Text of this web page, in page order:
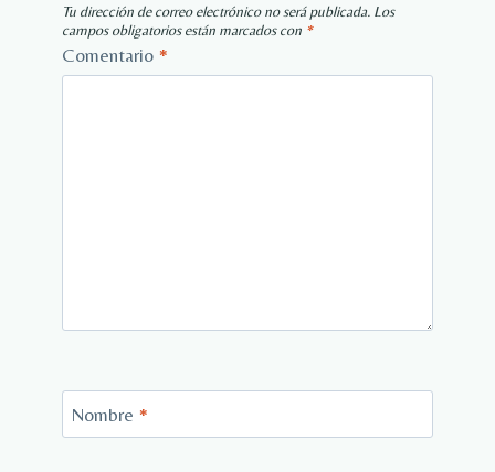
Tu dirección de correo electrónico no será publicada. Los
campos obligatorios están marcados con *
Comentario *
Nombre *